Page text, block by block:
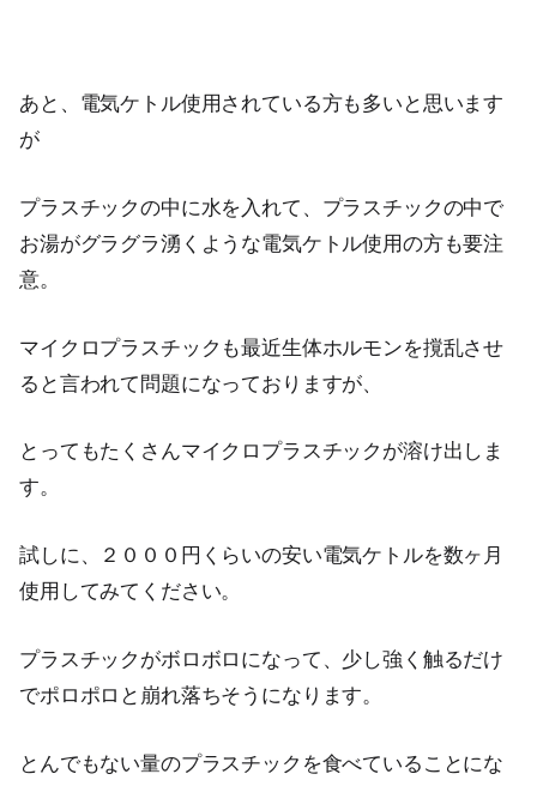
あと、電気ケトル使用されている方も多いと思います
が
プラスチックの中に水を入れて、プラスチックの中で
お湯がグラグラ湧くような電気ケトル使用の方も要注
意。
マイクロプラスチックも最近生体ホルモンを撹乱させ
ると言われて問題になっておりますが、
とってもたくさんマイクロプラスチックが溶け出しま
す。
試しに、２０００円くらいの安い電気ケトルを数ヶ月
使用してみてください。
プラスチックがボロボロになって、少し強く触るだけ
でポロポロと崩れ落ちそうになります。
とんでもない量のプラスチックを食べていることにな